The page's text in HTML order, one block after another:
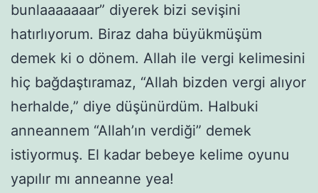
bunlaaaaaaar” diyerek bizi sevişini
hatırlıyorum. Biraz daha büyükmüşüm
demek ki o dönem. Allah ile vergi kelimesini
hiç bağdaştıramaz, “Allah bizden vergi alıyor
herhalde,” diye düşünürdüm. Halbuki
anneannem “Allah’ın verdiği” demek
istiyormuş. El kadar bebeye kelime oyunu
yapılır mı anneanne yea!